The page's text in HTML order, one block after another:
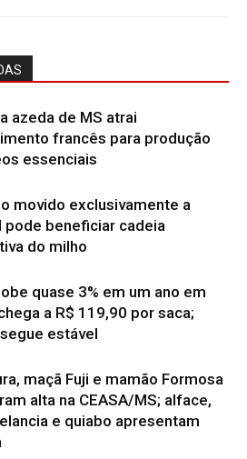
azeda de MS atrai
francês para produção
essenciais
movido exclusivamente a
pode beneficiar cadeia
do milho
quase 3% em um ano em
a R$ 119,90 por saca;
estável
maçã Fuji e mamão Formosa
alta na CEASA/MS; alface,
e quiabo apresentam